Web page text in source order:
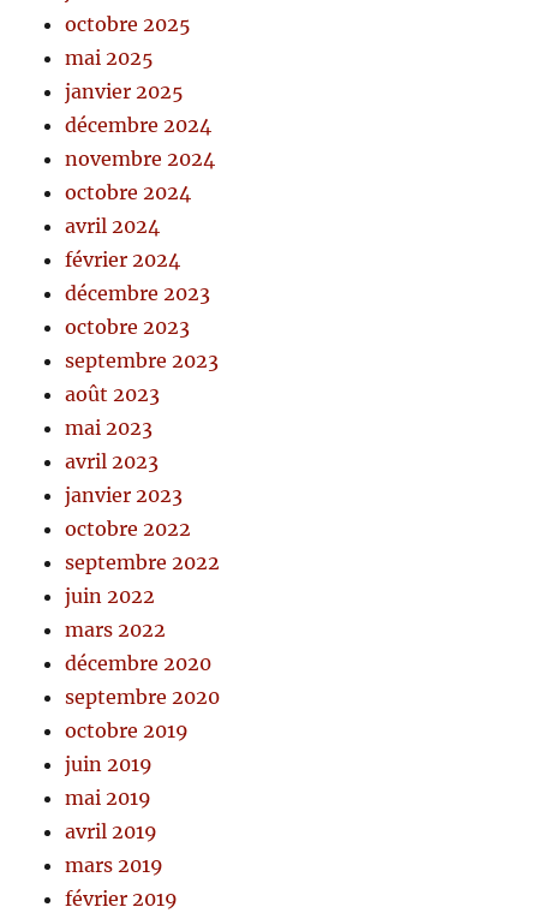
octobre 2025
mai 2025
janvier 2025
décembre 2024
novembre 2024
octobre 2024
avril 2024
février 2024
décembre 2023
octobre 2023
septembre 2023
août 2023
mai 2023
avril 2023
janvier 2023
octobre 2022
septembre 2022
juin 2022
mars 2022
décembre 2020
septembre 2020
octobre 2019
juin 2019
mai 2019
avril 2019
mars 2019
février 2019